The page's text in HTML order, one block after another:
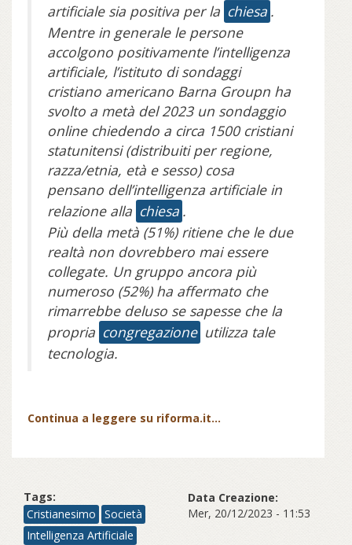
artificiale sia positiva per la chiesa .
Mentre in generale le persone
accolgono positivamente l’intelligenza
artificiale, l’istituto di sondaggi
cristiano americano Barna Groupn ha
svolto a metà del 2023 un sondaggio
online chiedendo a circa 1500 cristiani
statunitensi (distribuiti per regione,
razza/etnia, età e sesso) cosa
pensano dell’intelligenza artificiale in
relazione alla chiesa .
Più della metà (51%) ritiene che le due
realtà non dovrebbero mai essere
collegate. Un gruppo ancora più
numeroso (52%) ha affermato che
rimarrebbe deluso se sapesse che la
propria congregazione utilizza tale
tecnologia.
Continua a leggere su riforma.it...
Tags:
Cristianesimo
Società
Intelligenza Artificiale
Data Creazione:
Mer, 20/12/2023 - 11:53